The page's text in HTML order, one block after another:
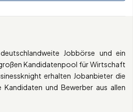
Jobbörse und ein
Kandidatenpool für Wirtschaft
erhalten Jobanbieter die
Kandidaten und Bewerber aus allen